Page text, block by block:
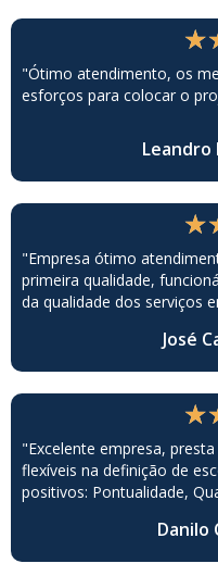
★
"Ótimo atendimento, os
esforços para colocar o
Leandro
★
"Empresa ótimo
primeira qualidade,
da qualidade dos serviços
José
★
"Excelente empresa,
flexíveis na definição de
positivos: Pontualidade,
Danilo